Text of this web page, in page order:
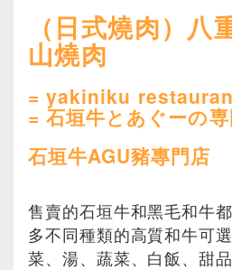
（日式燒肉）八
山燒肉
= yakiniku
= 石垣牛とあぐーの
石垣牛AGU豬專門店
售賣的石垣牛和黑毛和牛
多不同種類的高質和牛可
菜、湯、蔬菜、白飯、甜